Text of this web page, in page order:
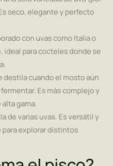
seco, elegante y perfecto
con uvas como Italia o
ideal para cocteles donde se
destila cuando el mosto aún
Es más complejo y
gama.
de varias uvas. Es versátil y
explorar distintos